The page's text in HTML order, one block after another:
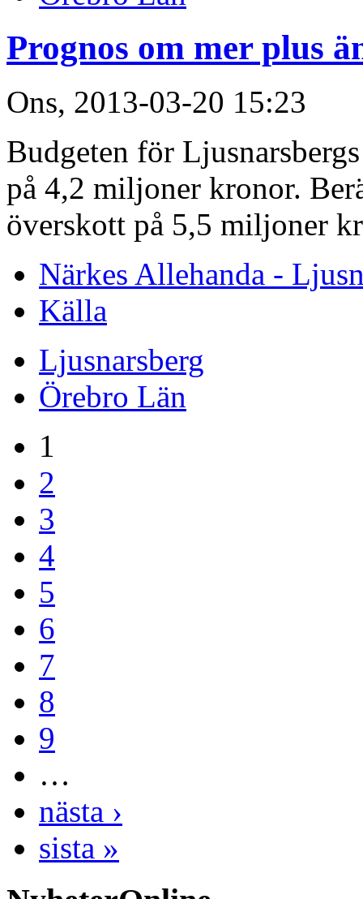
Prognos om mer plus
Ons, 2013-03-20 15:23
Budgeten för
på 4,2 miljoner kronor.
överskott på 5,5 miljoner
Närkes Allehanda -
Källa
Ljusnarsberg
Örebro Län
1
2
3
4
5
6
7
8
9
…
nästa ›
sista »